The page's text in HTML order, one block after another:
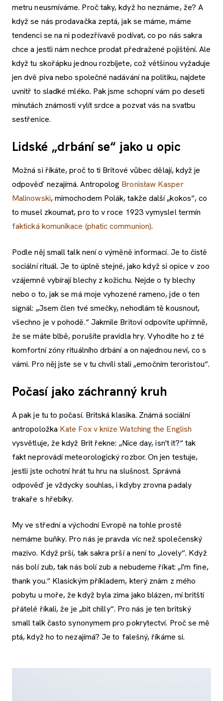
metru neusmíváme. Proč taky, když ho neznáme, že? A
když se nás prodavačka zeptá, jak se máme, máme
tendenci se na ni podezřívavě podívat, co po nás sakra
chce a jestli nám nechce prodat předražené pojištění. Ale
když tu skořápku jednou rozbijete, což většinou vyžaduje
jen dvě piva nebo společné nadávání na politiku, najdete
uvnitř to sladké mléko. Pak jsme schopní vám po deseti
minutách známosti vylít srdce a pozvat vás na svatbu
sestřenice.
Lidské „drbání se“ jako u opic
Možná si říkáte, proč to ti Britové vůbec dělají, když je
odpověď nezajímá. Antropolog Bronisław Kasper
Malinowski, mimochodem Polák, takže další „kokos“, co
to musel zkoumat, pro to v roce 1923 vymyslel termín
faktická komunikace (phatic communion).
Podle něj small talk není o výměně informací. Je to čistě
sociální rituál. Je to úplně stejné, jako když si opice v zoo
vzájemně vybírají blechy z kožichu. Nejde o ty blechy
nebo o to, jak se má moje vyhozené rameno, jde o ten
signál: „Jsem člen tvé smečky, nehodlám tě kousnout,
všechno je v pohodě.“ Jakmile Britovi odpovíte upřímně,
že se máte blbě, porušíte pravidla hry. Vyhodíte ho z té
komfortní zóny rituálního drbání a on najednou neví, co s
vámi. Pro něj jste se v tu chvíli stali „emočním teroristou“.
Počasí jako záchranný kruh
A pak je tu to počasí. Britská klasika. Známá sociální
antropoložka Kate Fox v knize Watching the English
vysvětluje, že když Brit řekne: „Nice day, isn't it?“ tak
fakt neprovádí meteorologický rozbor. On jen testuje,
jestli jste ochotní hrát tu hru na slušnost. Správná
odpověď je vždycky souhlas, i kdyby zrovna padaly
trakaře s hřebíky.
My ve střední a východní Evropě na tohle prostě
nemáme buňky. Pro nás je pravda víc než společenský
mazivo. Když prší, tak sakra prší a není to „lovely“. Když
nás bolí zub, tak nás bolí zub a nebudeme říkat: „I'm fine,
thank you.“ Klasickým příkladem, který znám z mého
pobytu u moře, že když byla zima jako blázen, mí britští
přátelé říkali, že je „bit chilly“. Pro nás je ten britský
small talk často synonymem pro pokrytectví. Proč se mě
ptá, když ho to nezajímá? Je to falešný, říkáme si.